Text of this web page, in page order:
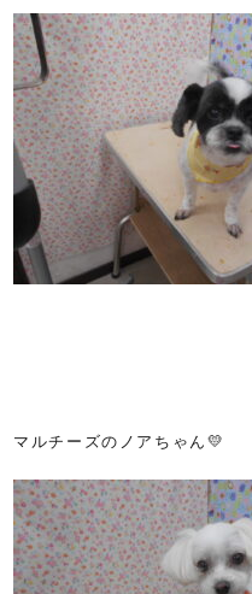
マルチーズのノアちゃん💛